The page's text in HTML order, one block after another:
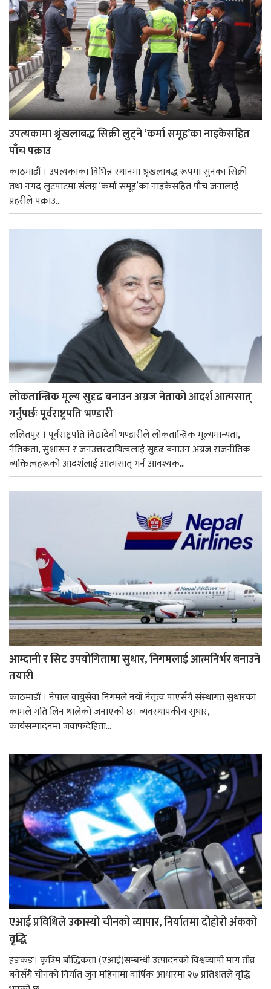
उपत्यकामा श्रृंखलाबद्ध सिक्री लुट्ने ‘कर्मा समूह’का नाइकेसहित
पाँच पक्राउ
काठमाडौं । उपत्यकाका विभिन्न स्थानमा श्रृंखलाबद्ध रूपमा सुनका सिक्री
तथा नगद लुटपाटमा संलग्न ‘कर्मा समूह’का नाइकेसहित पाँच जनालाई
प्रहरीले पक्राउ...
लोकतान्त्रिक मूल्य सुदृढ बनाउन अग्रज नेताको आदर्श आत्मसात्
गर्नुपर्छः पूर्वराष्ट्रपति भण्डारी
ललितपुर । पूर्वराष्ट्रपति विद्यादेवी भण्डारीले लोकतान्त्रिक मूल्यमान्यता,
नैतिकता, सुशासन र जनउत्तरदायित्वलाई सुदृढ बनाउन अग्रज राजनीतिक
व्यक्तित्वहरूको आदर्शलाई आत्मसात् गर्न आवश्यक...
आम्दानी र सिट उपयोगितामा सुधार, निगमलाई आत्मनिर्भर बनाउने
तयारी
काठमाडाैं । नेपाल वायुसेवा निगमले नयाँ नेतृत्व पाएसँगै संस्थागत सुधारका
कामले गति लिन थालेको जनाएको छ। व्यवस्थापकीय सुधार,
कार्यसम्पादनमा जवाफदेहिता...
एआई प्रविधिले उकास्यो चीनको व्यापार, निर्यातमा दोहोरो अंकको
वृद्धि
हङकङ। कृत्रिम बौद्धिकता (एआई)सम्बन्धी उत्पादनको विश्वव्यापी माग तीव्र
बनेसँगै चीनको निर्यात जुन महिनामा वार्षिक आधारमा २७ प्रतिशतले वृद्धि